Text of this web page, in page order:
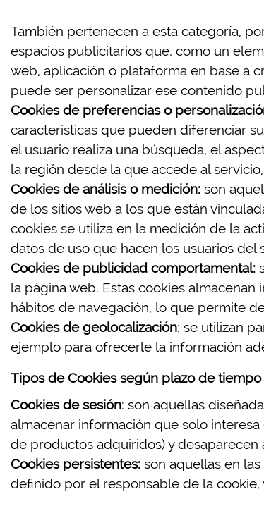
También pertenecen a esta categoría,
espacios publicitarios que, como un
web, aplicación o plataforma en base a
puede ser personalizar ese contenido
Cookies de preferencias o
características que pueden diferenciar
el usuario realiza una búsqueda, el
la región desde la que accede al
Cookies de análisis o medición: son
de los sitios web a los que están
cookies se utiliza en la medición de la
datos de uso que hacen los usuarios del
Cookies de publicidad comportamental:
la página web. Estas cookies
hábitos de navegación, lo que permite
Cookies de geolocalización: se utilizan
ejemplo para ofrecerle la información
Tipos de Cookies según plazo de
Cookies de sesión: son aquellas
almacenar información que solo
de productos adquiridos) y desaparecen
Cookies persistentes: son aquellas en
definido por el responsable de la